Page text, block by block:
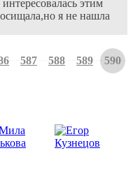
этим
я не нашла
587 588 589 590